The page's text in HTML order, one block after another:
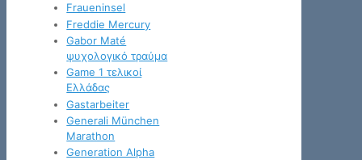
Fraueninsel
Freddie Mercury
Gabor Maté
ψυχολογικό τραύμα
Game 1 τελικοί
Ελλάδας
Gastarbeiter
Generali München
Marathon
Generation Alpha